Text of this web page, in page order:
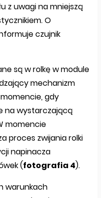
z uwagi na mniejszą
O
czujnik
są w rolkę w module
mechanizm
gdy
na wystarczającą
momencie
proces zwijania rolki
napinacza
(fotografia 4).
warunkach